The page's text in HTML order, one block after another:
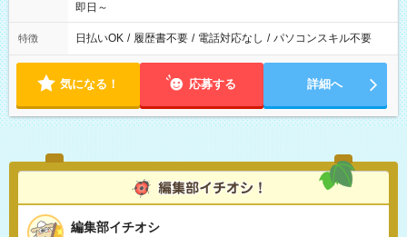
即日～
特徴 日払いOK / 履歴書不要 / 電話対応なし / パソコンスキル不要
気になる！ 応募する 詳細へ
編集部イチオシ